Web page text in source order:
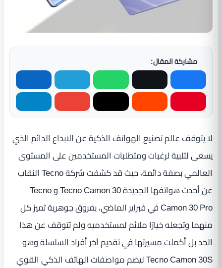
مشاركة المقال:
لا يتوقف عالم تصنيع الهواتف الذكية عن الابداع الدائم الذي
يسعى لتلبية لرغبات ومتطلبات المستخدمين على المستوى
العالمي بصفة دائمة، حيث قد كشفت شركة Tecno النقاب
عن أحدث هواتفها الجديدة Tecno Camon 30 و Tecno
Camon 30 Pro في فبراير الماضي، بفروق جوهرية تميز كل
منهما وتجعله خيارًا ملائم لمستخدميه ولم تتوقف عن هذا
الحد بل أكملت مسيرتها في تقديم آخر أفراد السلسلة وهو
Tecno Camon 30S ليضم مواصفات الهاتف الذكي القوي